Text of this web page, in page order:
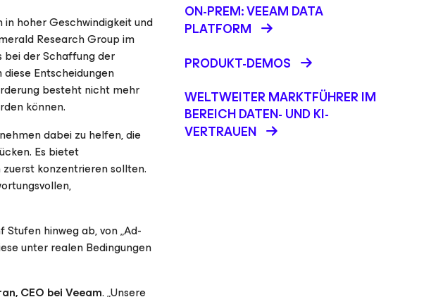
hoher Geschwindigkeit und
Research Group im
bei der Schaffung der
Entscheidungen
besteht nicht mehr
können.
dabei zu helfen, die
Es bietet
konzentrieren sollten.
hinweg ab, von „Ad-
unter realen Bedingungen
CEO bei Veeam. „Unsere
ON-PREM: VEEAM DATA
PLATFORM
PRODUKT-DEMOS
WELTWEITER MARKTFÜHRER IM
BEREICH DATEN- UND KI-
VERTRAUEN